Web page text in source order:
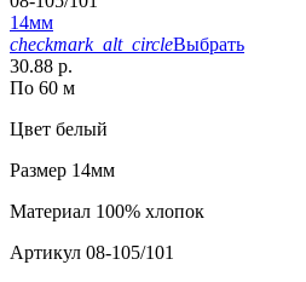
14мм
checkmark_alt_circleВыбрать
30.88 р.
По 60 м
Цвет белый
Размер 14мм
Материал 100% хлопок
Артикул 08-105/101